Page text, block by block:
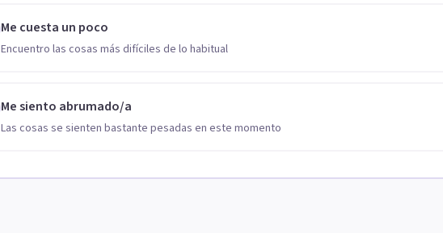
Me cuesta un poco
Encuentro las cosas más difíciles de lo habitual
Me siento abrumado/a
Las cosas se sienten bastante pesadas en este momento